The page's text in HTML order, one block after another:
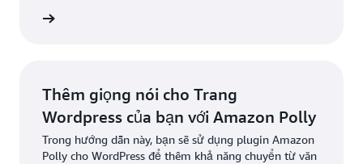
vào cơ sở dữ liệu.
Thêm giọng nói cho Trang
Wordpress của bạn với Amazon Polly
Trong hướng dẫn này, bạn sẽ sử dụng plugin Amazon
Polly cho WordPress để thêm khả năng chuyển từ văn